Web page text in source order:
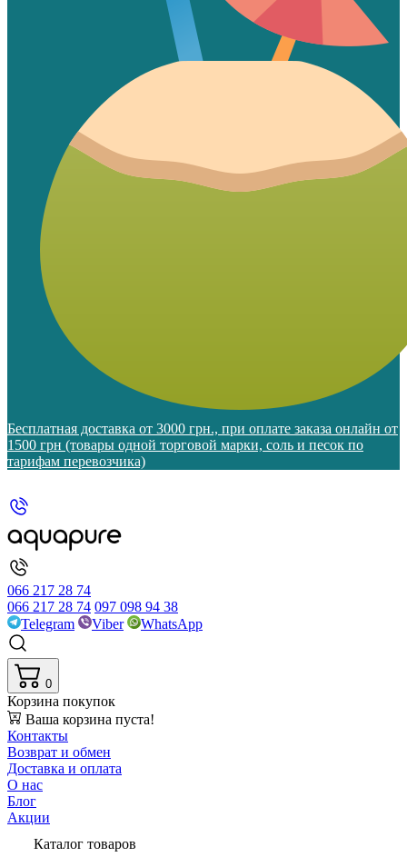
Бесплатная доставка от 3000 грн., при оплате заказа онлайн от
1500 грн (товары одной торговой марки, соль и песок по
тарифам перевозчика)
066 217 28 74
066 217 28 74 097 098 94 38
Telegram
Viber WhatsApp
0
Корзина покупок
Ваша корзина пуста!
Контакты
Возврат и обмен
Доставка и оплата
О нас
Блог
Акции
Каталог товаров